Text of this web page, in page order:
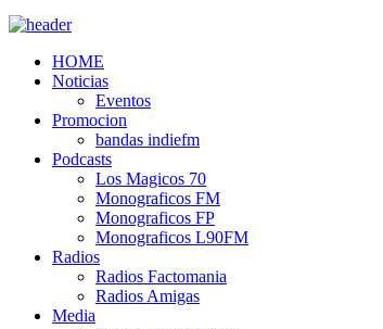
HOME
Noticias
Eventos
Promocion
bandas indiefm
Podcasts
Los Magicos 70
Monograficos FM
Monograficos FP
Monograficos L90FM
Radios
Radios Factomania
Radios Amigas
Media